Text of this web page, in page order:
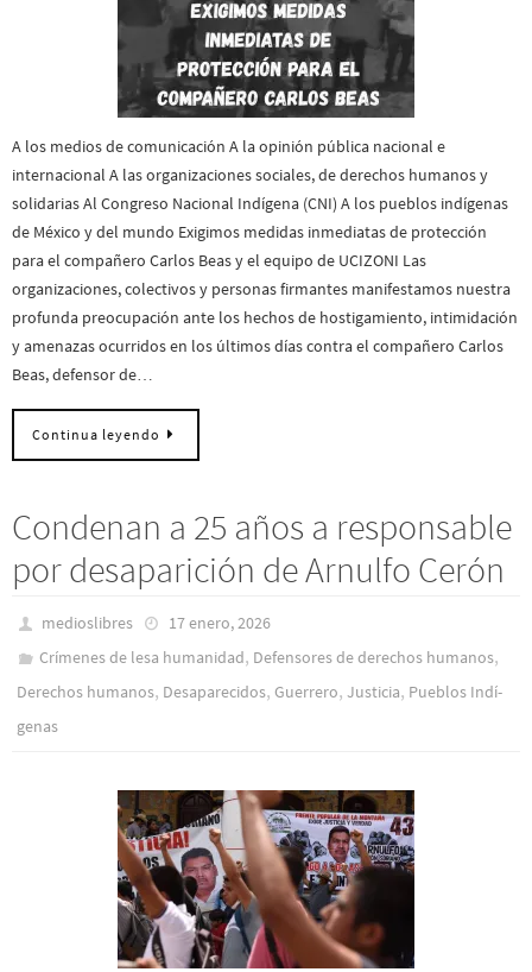
A los medios de comunicación A la opinión pública nacional e
internacional A las organizaciones sociales, de derechos humanos y
solidarias Al Congreso Nacional Indígena (CNI) A los pueblos indígenas
de México y del mundo Exigimos medidas inmediatas de protección
para el compañero Carlos Beas y el equipo de UCIZONI Las
organizaciones, colectivos y personas firmantes manifestamos nuestra
profunda preocupación ante los hechos de hostigamiento, intimidación
y amenazas ocurridos en los últimos días contra el compañero Carlos
Beas, defensor de…
Continua leyendo
Condenan a 25 años a responsable
por desaparición de Arnulfo Cerón
medioslibres
17 enero, 2026
Crímenes de lesa humanidad, Defensores de derechos humanos,
Derechos humanos, Desaparecidos, Guerrero, Justicia, Pueblos Indí­
genas